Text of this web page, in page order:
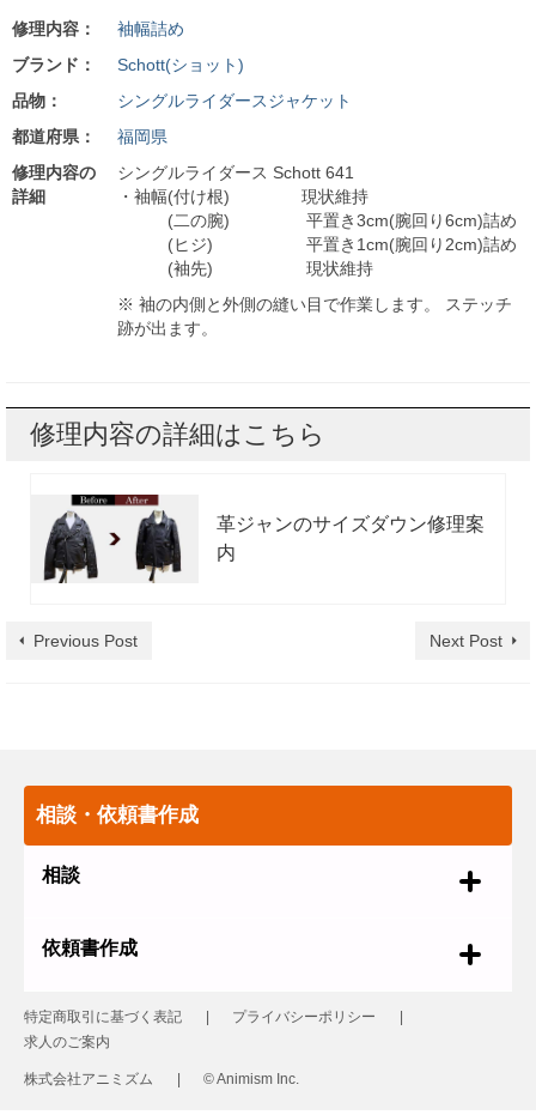
修理内容：
袖幅詰め
ブランド：
Schott(ショット)
品物：
シングルライダースジャケット
都道府県：
福岡県
修理内容の
詳細
シングルライダース Schott 641
・袖幅(付け根) 現状維持
(二の腕) 平置き3cm(腕回り6cm)詰め
(ヒジ) 平置き1cm(腕回り2cm)詰め
(袖先) 現状維持
※ 袖の内側と外側の縫い目で作業します。 ステッチ
跡が出ます。
修理内容の詳細はこちら
革ジャンのサイズダウン修理案
内
Previous Post Next Post
相談・依頼書作成
相談
依頼書作成
特定商取引に基づく表記
プライバシーポリシー
求人のご案内
株式会社アニミズム © Animism Inc.